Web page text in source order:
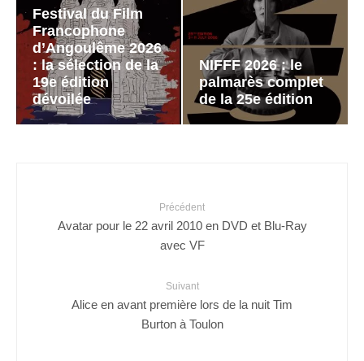
Festival du Film
Francophone
d’Angoulême 2026
: la sélection de la
19e édition
dévoilée
NIFFF 2026 : le
palmarès complet
de la 25e édition
Précédent
Avatar pour le 22 avril 2010 en DVD et Blu-Ray
avec VF
Suivant
Alice en avant première lors de la nuit Tim
Burton à Toulon